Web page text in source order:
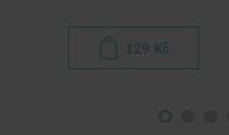
129 Kč